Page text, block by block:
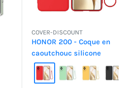
COVER-DISCOUNT
HONOR 200 - Coque en
caoutchouc silicone